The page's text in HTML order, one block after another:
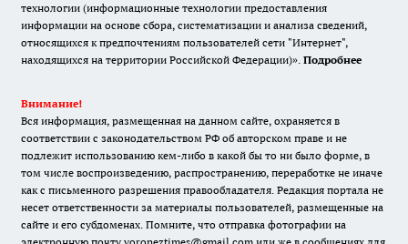
технологии (информационные технологии предоставления
информации на основе сбора, систематизации и анализа сведений,
относящихся к предпочтениям пользователей сети "Интернет",
находящихся на территории Российской Федерации)». Подробнее
Внимание!
Вся информация, размещенная на данном сайте, охраняется в
соответствии с законодательством РФ об авторском праве и не
подлежит использованию кем-либо в какой бы то ни было форме, в
том числе воспроизведению, распространению, переработке не иначе
как с письменного разрешения правообладателя. Редакция портала не
несет ответственности за материалы пользователей, размещенные на
сайте и его субдоменах. Помните, что отправка фотографии на